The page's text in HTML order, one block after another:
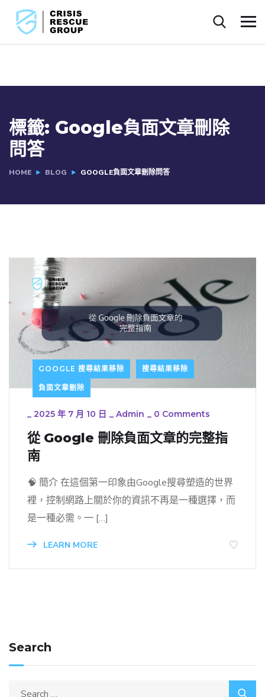
標籤: Google負面文章刪除
問答
HOME BLOG GOOGLE負面文章刪除問答
GOOGLE 搜尋結果移除 搜尋結果移除
負面文章刪除
_ 2025 年 7 月 10 日 _ Admin _ 0 Comments
從 Google 刪除負面文章的完整指
南
🧠 簡介 在這個第一印象由Google搜尋塑造的世界
裡，控制網路上關於你的資訊不再是一種選擇，而
是一種必需。一 […]
LEARN MORE
Search